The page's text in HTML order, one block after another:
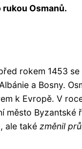
Osmanů.
rokem 1453
a Bosny.
k Evropě. V
město Byzantské
ale také změnil